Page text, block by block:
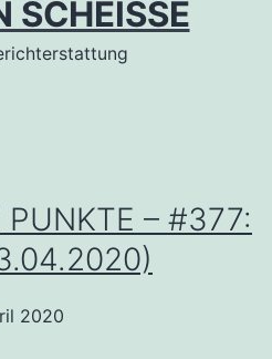
SCHEISSE
PUNKTE – #377:
2020